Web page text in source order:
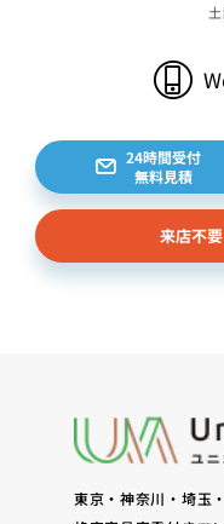
24時間受付
無料見積
来店不
東京・神奈川・埼玉